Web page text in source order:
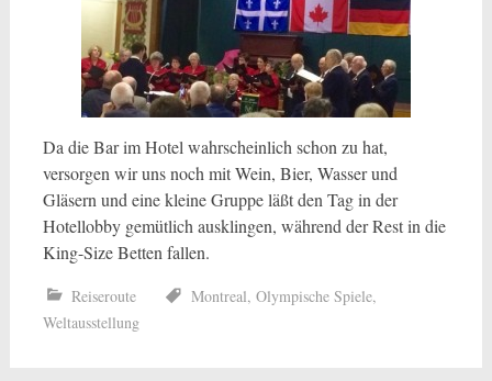
Da die Bar im Hotel wahrscheinlich schon zu hat,
versorgen wir uns noch mit Wein, Bier, Wasser und
Gläsern und eine kleine Gruppe läßt den Tag in der
Hotellobby gemütlich ausklingen, während der Rest in die
King-Size Betten fallen.
Reiseroute Montreal, Olympische Spiele,
Weltausstellung